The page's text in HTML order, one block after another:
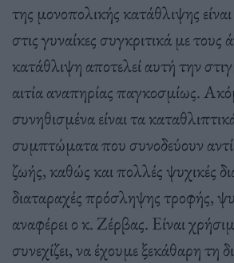
της μονοπολικής κατάθλιψης
στις γυναίκες συγκριτικά με τους
κατάθλιψη αποτελεί αυτή την
αιτία αναπηρίας παγκοσμίως.
συνηθισμένα είναι τα
συμπτώματα που συνοδεύουν
ζωής, καθώς και πολλές ψυχικές
διαταραχές πρόσληψης τροφής,
αναφέρει ο κ. Ζέρβας. Είναι
συνεχίζει, να έχουμε ξεκάθαρη τη